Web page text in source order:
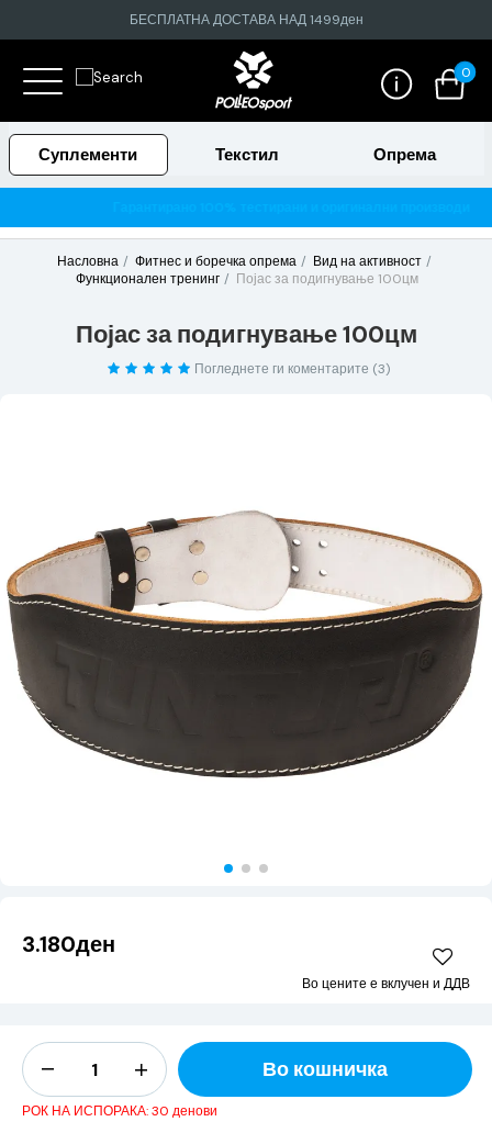
БЕСПЛАТНА ДОСТАВА НАД 1499ден
0
Суплементи Текстил Опрема
Насловна Фитнес и боречка опрема
Вид на активност
Функционален тренинг
Појас за подигнување 100цм
Појас за подигнување 100цм
Погледнете ги коментарите (3)
3.180ден
Во цените е вклучен и ДДВ
Во кошничка
РОК НА ИСПОРАКА: 30 денови